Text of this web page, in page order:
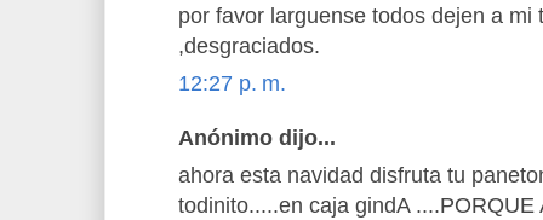
por favor larguense todos dejen a mi
,desgraciados.
12:27 p. m.
Anónimo dijo...
ahora esta navidad disfruta tu
todinito.....en caja gindA